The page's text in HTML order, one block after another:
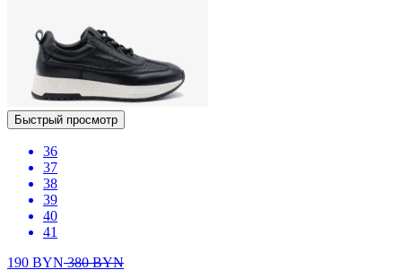
Быстрый просмотр
36
37
38
39
40
41
190 BYN380BYN